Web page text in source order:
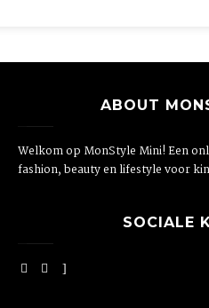
ABOUT
Welkom op MonStyle Mini! Een
fashion, beauty en lifestyle voor
SOCIALE